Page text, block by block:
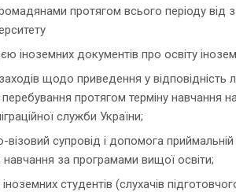
протягом всього періоду від
іноземних документів про освіту
щодо приведення у відповідність
протягом терміну навчання на
служби України;
супровід і допомога приймальній
за програмами вищої освіти;
студентів (слухачів